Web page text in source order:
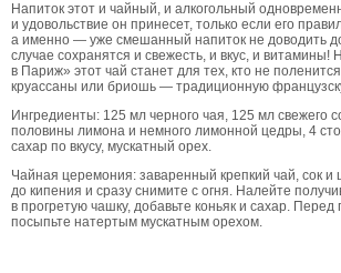
Напиток этот и чайный, и алкогольный
и удовольствие он принесет, только если его
а именно — уже смешанный напиток не доводить
случае сохранятся и свежесть, и вкус, и
в Париж» этот чай станет для тех, кто не
круассаны или бриошь — традиционную
Ингредиенты: 125 мл черного чая, 125 мл свежего
половины лимона и немного лимонной цедры, 4
сахар по вкусу, мускатный орех.
Чайная церемония: заваренный крепкий чай, сок и
до кипения и сразу снимите с огня. Налейте
в прогретую чашку, добавьте коньяк и сахар. Перед
посыпьте натертым мускатным орехом.